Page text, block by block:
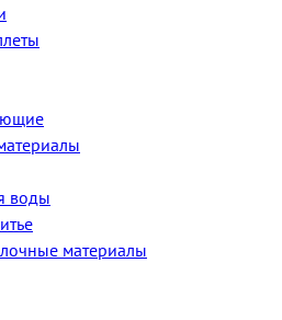
воды
материалы